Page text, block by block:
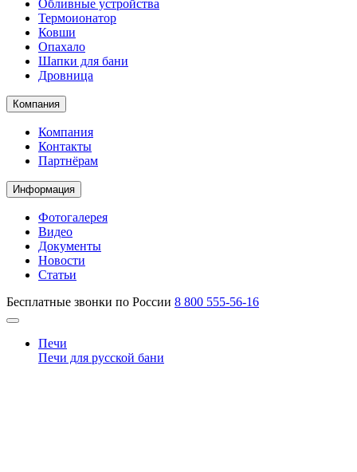
Обливные устройства
Термоионатор
Ковши
Опахало
Шапки для бани
Дровница
Компания
Компания
Контакты
Партнёрам
Информация
Фотогалерея
Видео
Документы
Новости
Статьи
Бесплатные звонки по России 8 800 555-56-16
Печи
Печи для русской бани